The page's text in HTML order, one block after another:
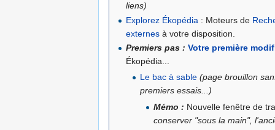
liens)
Explorez Ékopédia : Moteurs de
externes à votre disposition.
Premiers pas : Votre première
Ékopédia...
Le bac à sable (page brouillon
premiers essais...)
Mémo : Nouvelle fenêtre de
conserver "sous la main",